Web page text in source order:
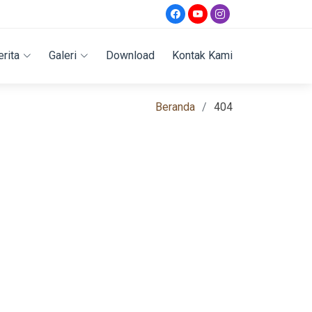
Galeri Download Kontak Kami
Beranda 404